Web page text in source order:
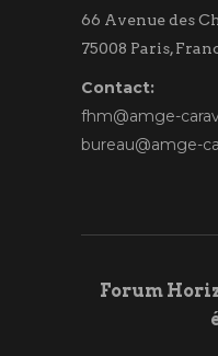
66 Avenue des
75008 Paris,
Contact:
fhm@amge-
bureau@amge-
Forum